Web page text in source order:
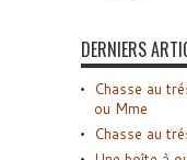
DERNIERS
Chasse au
ou Mme
Chasse au